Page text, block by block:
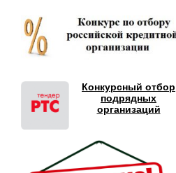
Конкурсный отбор
подрядных
организаций